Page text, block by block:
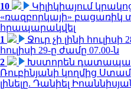
10
Կիլիկիայում
«ռազբորկայի» բացառիկ
հրապարակվել
1
Ջուր չի լինի
հուլիսի 29-ը ժամը 07.00-ն
2
Խստորեն
Ռուբինյանի կողմից
լինելը. Դանիել